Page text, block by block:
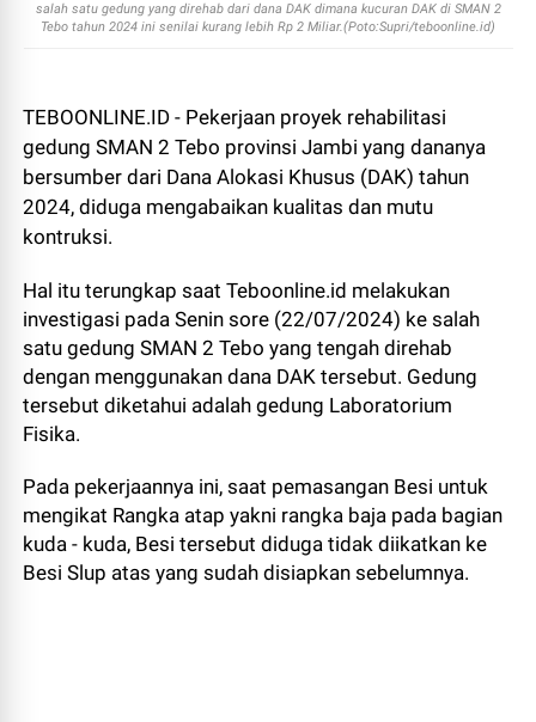
salah satu gedung yang direhab dari dana DAK dimana kucuran DAK di SMAN 2
Tebo tahun 2024 ini senilai kurang lebih Rp 2 Miliar.(Poto:Supri/teboonline.id)
TEBOONLINE.ID - Pekerjaan proyek rehabilitasi
gedung SMAN 2 Tebo provinsi Jambi yang dananya
bersumber dari Dana Alokasi Khusus (DAK) tahun
2024, diduga mengabaikan kualitas dan mutu
kontruksi.
Hal itu terungkap saat Teboonline.id melakukan
investigasi pada Senin sore (22/07/2024) ke salah
satu gedung SMAN 2 Tebo yang tengah direhab
dengan menggunakan dana DAK tersebut. Gedung
tersebut diketahui adalah gedung Laboratorium
Fisika.
Pada pekerjaannya ini, saat pemasangan Besi untuk
mengikat Rangka atap yakni rangka baja pada bagian
kuda - kuda, Besi tersebut diduga tidak diikatkan ke
Besi Slup atas yang sudah disiapkan sebelumnya.